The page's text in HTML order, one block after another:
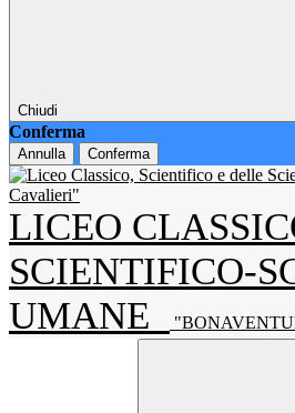
Chiudi
Conferma
Annulla Conferma
LICEO
SCIENTIFICO-
UMANE